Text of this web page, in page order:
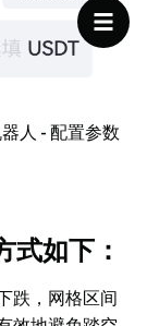
人 - 配置参数
式如下：
跌，网格区间